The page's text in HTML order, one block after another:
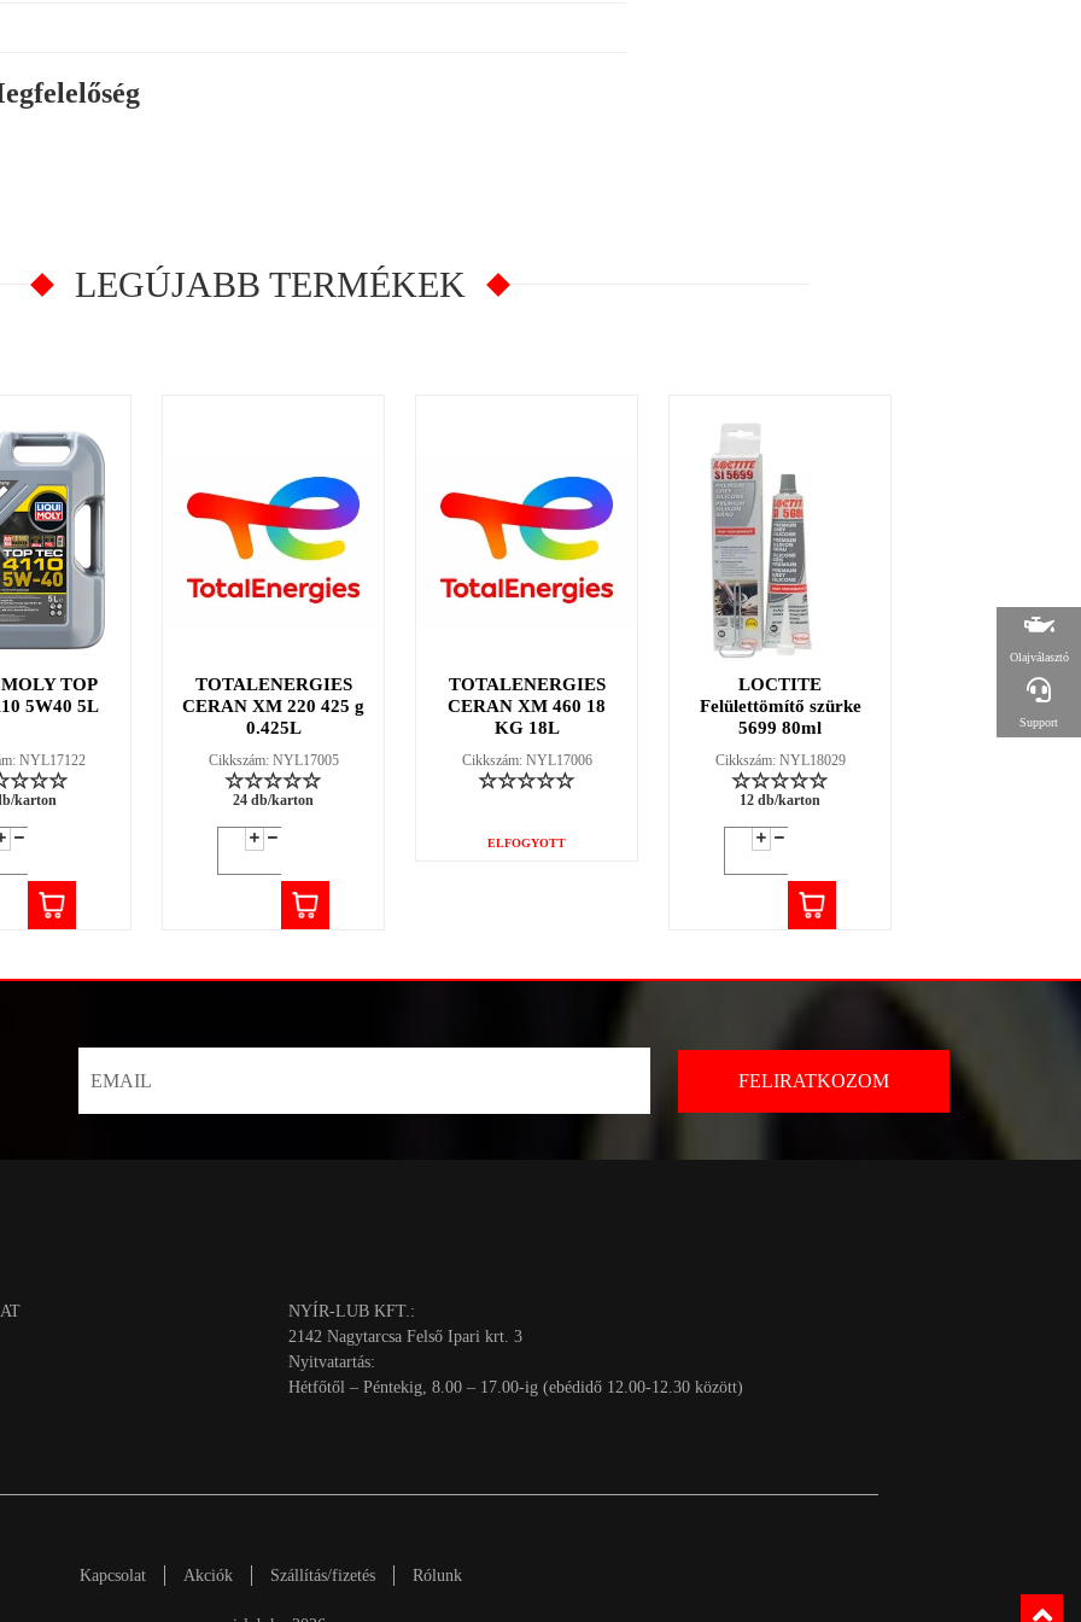
LEGÚJABB TERMÉKEK
TOP
5W40 5L
NYL17122
karton
TOTALENERGIES
CERAN XM 220 425 g
0.425L
Cikkszám: NYL17005
24 db/karton
TOTALENERGIES
CERAN XM 460 18
KG 18L
Cikkszám: NYL17006
ELFOGYOTT
LOCTITE
Felülettömítő szürke
5699 80ml
Cikkszám: NYL18029
12 db/karton
LOCTITE
fűtőszáljavító
2g
NYÍR-LUB KFT.:
2142 Nagytarcsa Felső Ipari krt. 3
Nyitvatartás:
Hétfőtől – Péntekig, 8.00 – 17.00-ig (ebédidő 12.00-12.30 között)
Kapcsolat Akciók Szállítás/fizetés Rólunk
Olajválasztó
Support